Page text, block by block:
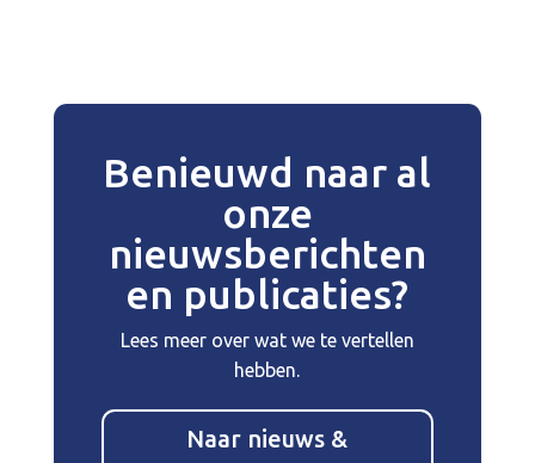
Benieuwd naar al
onze
nieuwsberichten
en publicaties?
Lees meer over wat we te vertellen
hebben.
Naar nieuws &